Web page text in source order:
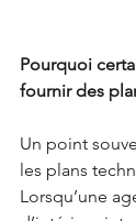
Pourquoi
fournir des
Un point
les plans
Lorsqu’une